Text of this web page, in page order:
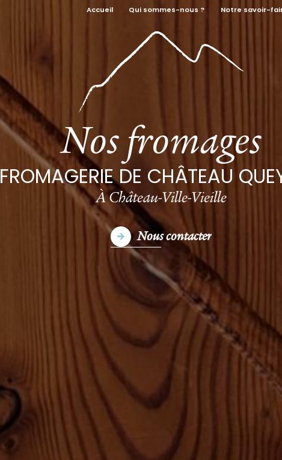
Accueil Qui sommes-nous ? Notre savoir-
Nos fromages
FROMAGERIE DE CHÂTEAU
À Château-Ville-Vieille
Nous contacter